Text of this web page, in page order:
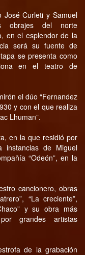
José Curleti y Samuel
obrajes del norte
en el esplendor de la
será su fuente de
se presenta como
en el teatro de
el dúo “Fernandez
y con el que realiza
Lhuman”.
en la que residió por
de Miguel
“Odeón”, en la
cancionero, obras
“La creciente”,
y su obra más
grandes artistas
de la grabación